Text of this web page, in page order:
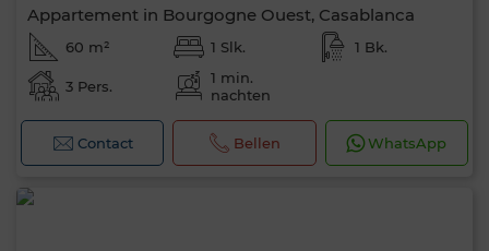
Appartement in Bourgogne Ouest, Casablanca
60 m² 1 Slk. 1 Bk.
3 Pers.
1 min.
nachten
Contact Bellen WhatsApp